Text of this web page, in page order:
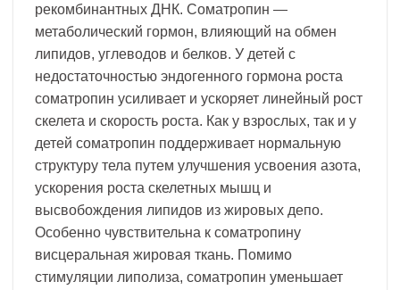
рекомбинантных ДНК. Соматропин —
метаболический гормон, влияющий на обмен
липидов, углеводов и белков. У детей с
недостаточностью эндогенного гормона роста
соматропин усиливает и ускоряет линейный рост
скелета и скорость роста. Как у взрослых, так и у
детей соматропин поддерживает нормальную
структуру тела путем улучшения усвоения азота,
ускорения роста скелетных мышц и
высвобождения липидов из жировых депо.
Особенно чувствительна к соматропину
висцеральная жировая ткань. Помимо
стимуляции липолиза, соматропин уменьшает